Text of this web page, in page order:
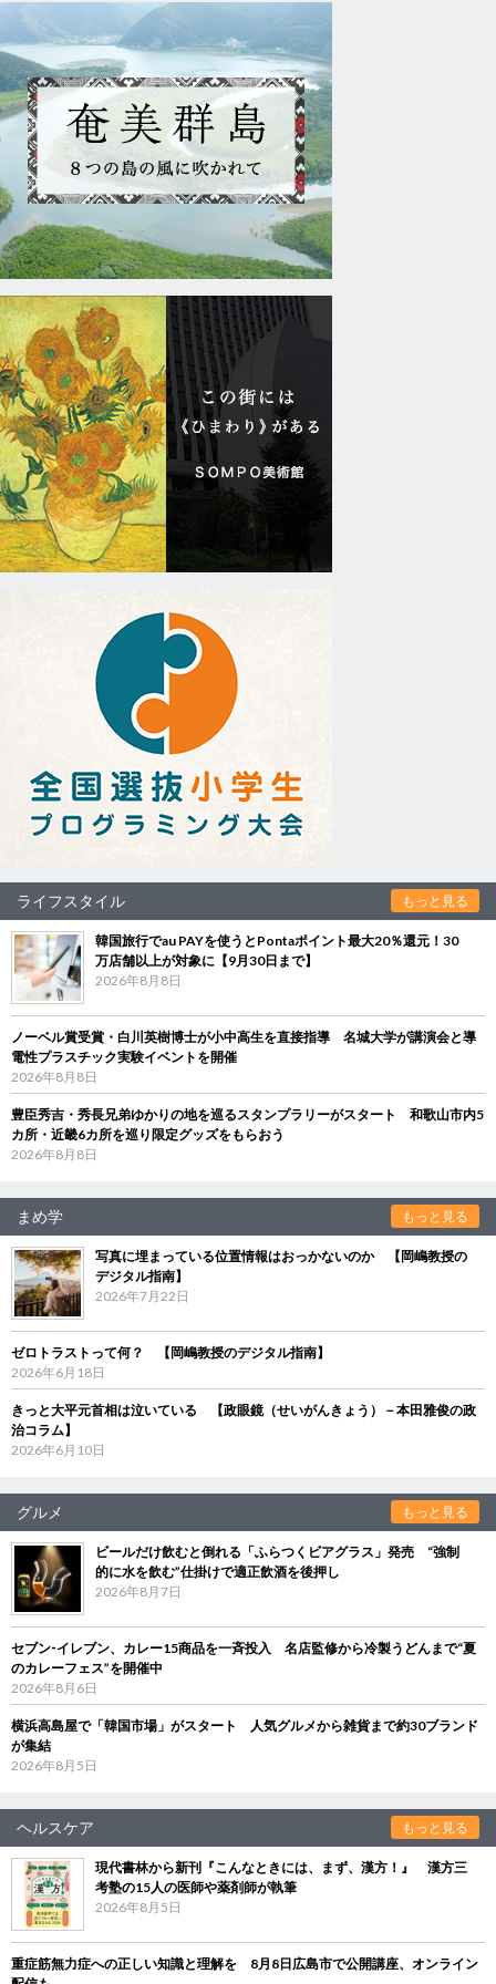
ライフスタイル もっと見る
韓国旅行でau PAYを使うとPontaポイント最大20％還元！30
万店舗以上が対象に【9月30日まで】
2026年8月8日
ノーベル賞受賞・白川英樹博士が小中高生を直接指導 名城大学が講演会と導
電性プラスチック実験イベントを開催
2026年8月8日
豊臣秀吉・秀長兄弟ゆかりの地を巡るスタンプラリーがスタート 和歌山市内5
カ所・近畿6カ所を巡り限定グッズをもらおう
2026年8月8日
まめ学 もっと見る
写真に埋まっている位置情報はおっかないのか 【岡嶋教授の
デジタル指南】
2026年7月22日
ゼロトラストって何？ 【岡嶋教授のデジタル指南】
2026年6月18日
きっと大平元首相は泣いている 【政眼鏡（せいがんきょう）－本田雅俊の政
治コラム】
2026年6月10日
グルメ もっと見る
ビールだけ飲むと倒れる「ふらつくビアグラス」発売 “強制
的に水を飲む”仕掛けで適正飲酒を後押し
2026年8月7日
セブン‐イレブン、カレー15商品を一斉投入 名店監修から冷製うどんまで“夏
のカレーフェス”を開催中
2026年8月6日
横浜高島屋で「韓国市場」がスタート 人気グルメから雑貨まで約30ブランド
が集結
2026年8月5日
ヘルスケア もっと見る
現代書林から新刊『こんなときには、まず、漢方！』 漢方三
考塾の15人の医師や薬剤師が執筆
2026年8月5日
重症筋無力症への正しい知識と理解を 8月8日広島市で公開講座、オンライン